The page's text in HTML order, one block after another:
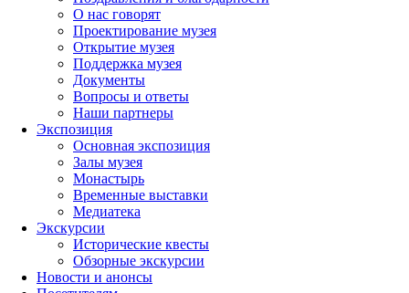
О нас говорят
Проектирование музея
Открытие музея
Поддержка музея
Документы
Вопросы и ответы
Наши партнеры
Экспозиция
Основная экспозиция
Залы музея
Монастырь
Временные выставки
Медиатека
Экскурсии
Исторические квесты
Обзорные экскурсии
Новости и анонсы